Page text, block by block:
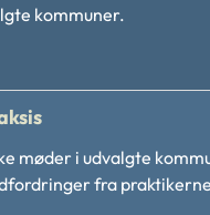
kommuner.
møder i udvalgte
fra